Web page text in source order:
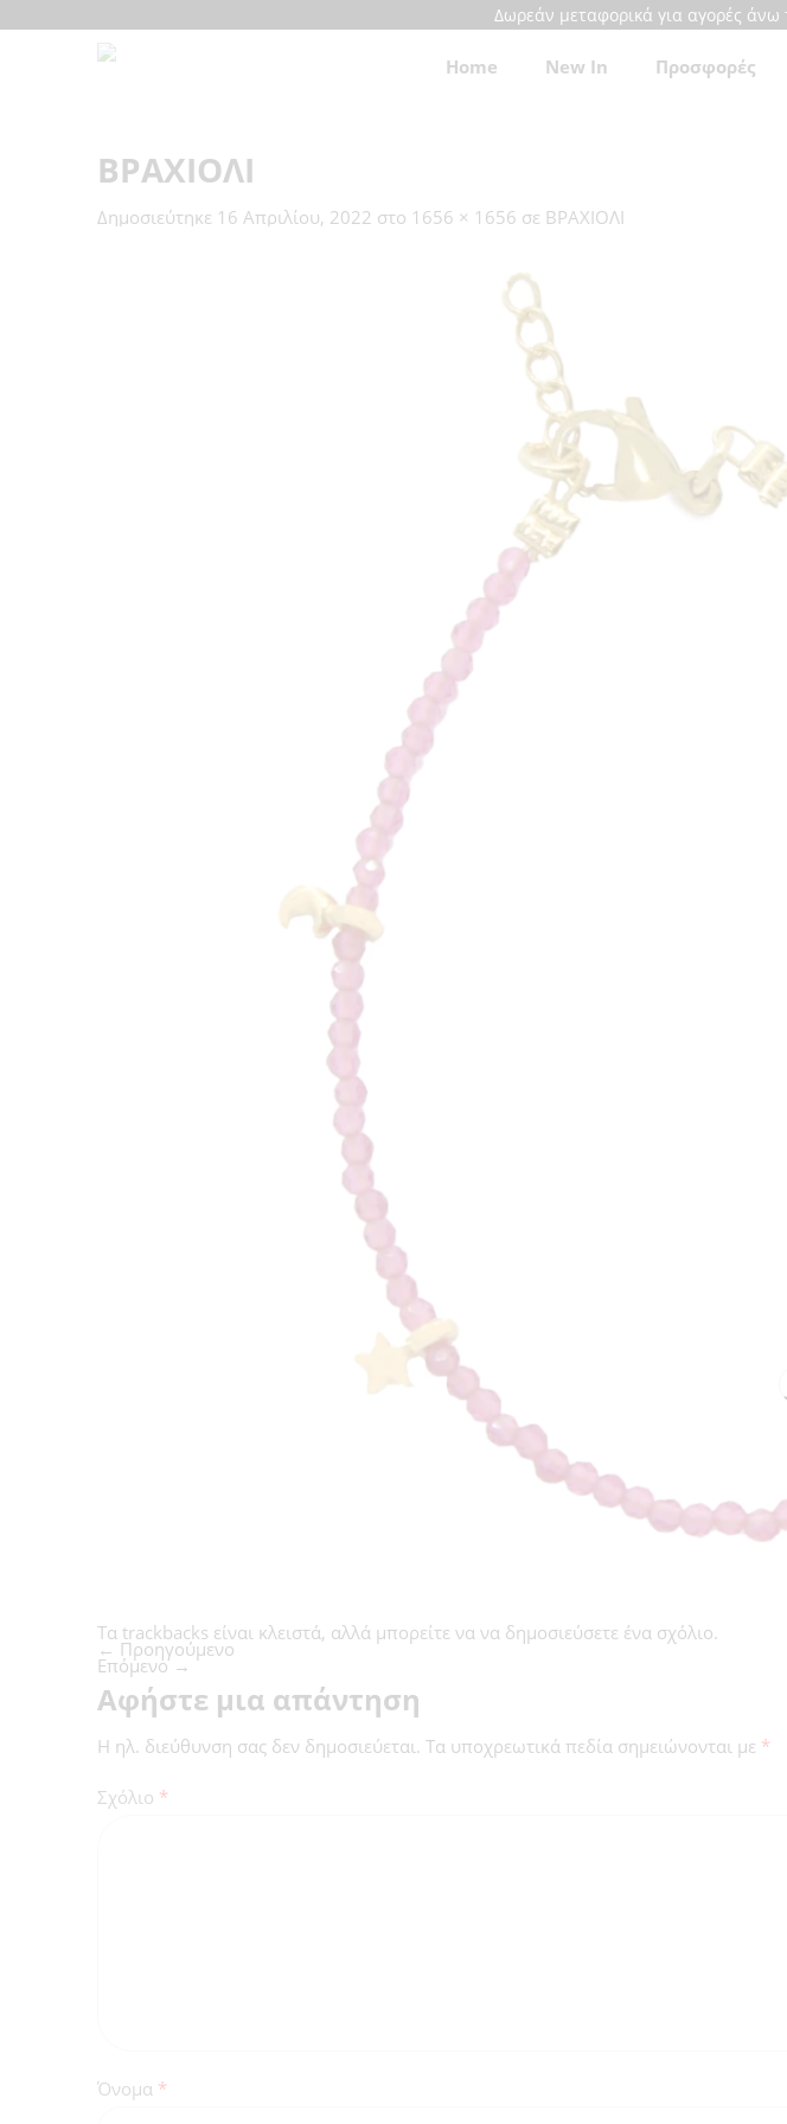
Δωρεάν μεταφορικά για αγορές
Home New In Προσφορές
ΒΡΑΧΙΟΛΙ
Δημοσιεύτηκε 16 Απριλίου, 2022 στο 1656 × 1656 σε ΒΡΑΧΙΟΛΙ
Τα trackbacks είναι κλειστά, αλλά μπορείτε να να δημοσιεύσετε ένα σχόλιο.
← Προηγούμενο
Επόμενο →
Αφήστε μια απάντηση
Η ηλ. διεύθυνση σας δεν δημοσιεύεται. Τα υποχρεωτικά πεδία σημειώνονται με *
Σχόλιο *
Όνομα *